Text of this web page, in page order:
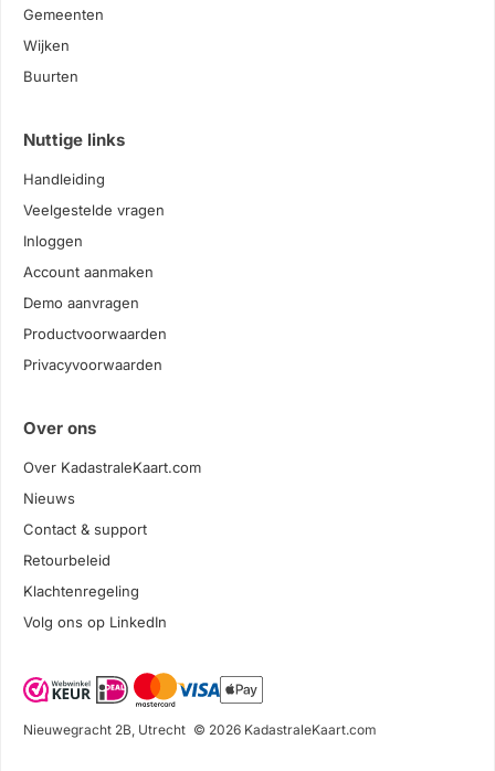
Gemeenten
Wijken
Buurten
Nuttige links
Handleiding
Veelgestelde vragen
Inloggen
Account aanmaken
Demo aanvragen
Productvoorwaarden
Privacyvoorwaarden
Over ons
Over KadastraleKaart.com
Nieuws
Contact & support
Retourbeleid
Klachtenregeling
Volg ons op LinkedIn
Nieuwegracht 2B, Utrecht © 2026 KadastraleKaart.com